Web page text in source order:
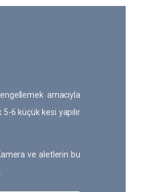
amacıyla
6 küçük kesi yapılır
ve aletlerin bu